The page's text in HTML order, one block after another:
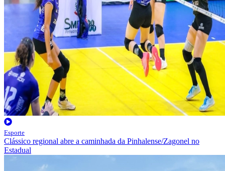
Esporte
Clássico regional abre a caminhada da Pinhalense/Zagonel no
Estadual